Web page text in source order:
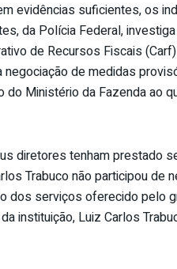
evidências suficientes, os
da Polícia Federal,
de Recursos Fiscais
negociação de medidas
do Ministério da Fazenda ao
diretores tenham prestado
Trabuco não participou de
dos serviços oferecido pelo
instituição, Luiz Carlos